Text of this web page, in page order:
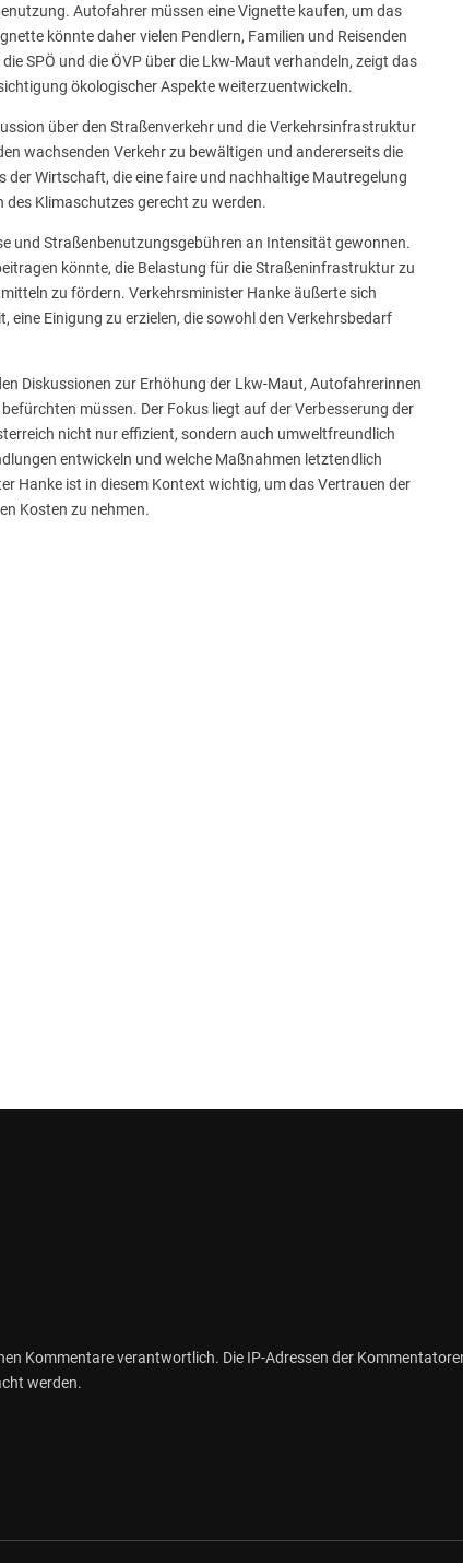
Autofahrer müssen eine Vignette kaufen, um das
könnte daher vielen Pendlern, Familien und Reisenden
SPÖ und die ÖVP über die Lkw-Maut verhandeln, zeigt das
ökologischer Aspekte weiterzuentwickeln.
über den Straßenverkehr und die Verkehrsinfrastruktur
wachsenden Verkehr zu bewältigen und andererseits die
Wirtschaft, die eine faire und nachhaltige Mautregelung
Klimaschutzes gerecht zu werden.
und Straßenbenutzungsgebühren an Intensität gewonnen.
könnte, die Belastung für die Straßeninfrastruktur zu
zu fördern. Verkehrsminister Hanke äußerte sich
Einigung zu erzielen, die sowohl den Verkehrsbedarf
Diskussionen zur Erhöhung der Lkw-Maut, Autofahrerinnen
müssen. Der Fokus liegt auf der Verbesserung der
nicht nur effizient, sondern auch umweltfreundlich
entwickeln und welche Maßnahmen letztendlich
Hanke ist in diesem Kontext wichtig, um das Vertrauen der
Kosten zu nehmen.
Kommentare verantwortlich. Die IP-Adressen der
werden.